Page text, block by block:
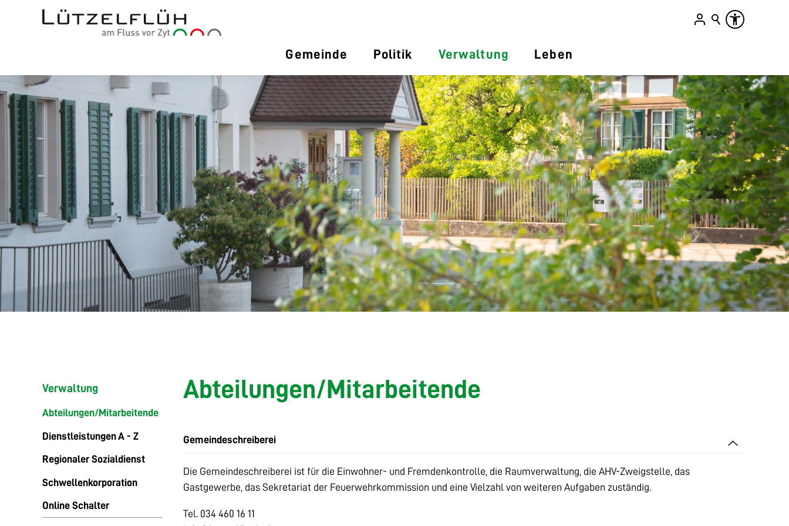
Gemeinde Politik Verwaltung Leben
Verwaltung
Abteilungen/Mitarbeitende
Dienstleistungen A - Z
Regionaler Sozialdienst
Schwellenkorporation
Online Schalter
Abteilungen/Mitarbeitende
Gemeindeschreiberei
Die Gemeindeschreiberei ist für die Einwohner- und Fremdenkontrolle, die Raumverwaltung, die AHV-Zweigstelle, das
Gastgewerbe, das Sekretariat der Feuerwehrkommission und eine Vielzahl von weiteren Aufgaben zuständig.
Tel. 034 460 16 11